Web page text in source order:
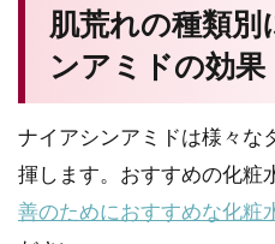
肌荒れの種類別
ンアミドの効果
ナイアシンアミドは様々な
揮します。おすすめの化粧
善のためにおすすめな化粧